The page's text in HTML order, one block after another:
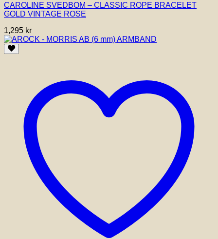
CAROLINE SVEDBOM – CLASSIC ROPE BRACELET
GOLD VINTAGE ROSE
1,295 kr